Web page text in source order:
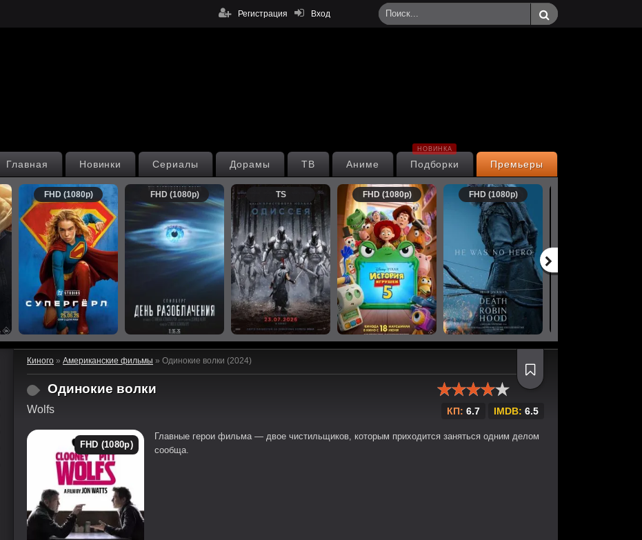
Вход
Регистрация
Премьеры
Подборки
НОВИНКА
Аниме
ТВ
Дорамы
Сериалы
Новинки
Главная
FHD (1080p) FHD (1080p) TS FHD (1080p) FHD (1080p)
Киного » Американские фильмы » Одинокие волки (2024)
Одинокие волки
Wolfs КП: 6.7 IMDB: 6.5
FHD (1080p)
Главные герои фильма — двое чистильщиков, которым приходится заняться одним делом
сообща.